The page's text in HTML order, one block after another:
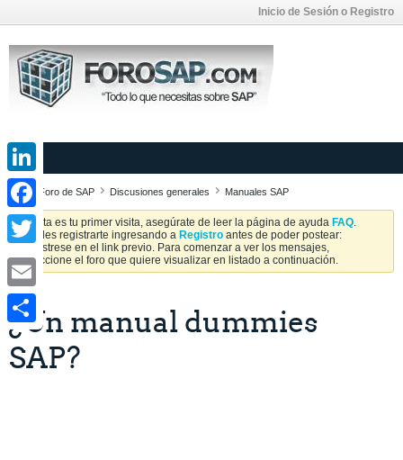
Inicio de Sesión o Registro
Foro de SAP Discusiones generales Manuales SAP
Si esta es tu primer visita, asegúrate de leer la página de ayuda FAQ.
Puedes registrarte ingresando a Registro antes de poder postear:
Regístrese en el link previo. Para comenzar a ver los mensajes,
seleccione el foro que quiere visualizar en listado a continuación.
¿Un manual dummies
SAP?
LinkedIn
Facebook
Twitter
Email
Share